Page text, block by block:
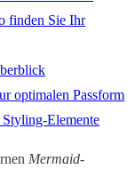
finden Sie Ihr
optimalen Passform
Elemente
Mermaid-